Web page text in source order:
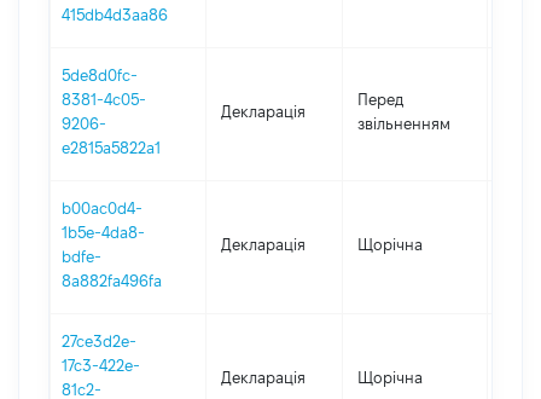
415db4d3aa86
5de8d0fc-
8381-4c05-
9206-
e2815a5822a1
Декларація
Перед
звільненням
b00ac0d4-
1b5e-4da8-
bdfe-
8a882fa496fa
Декларація Щорічна
27ce3d2e-
17c3-422e-
81c2-
Декларація Щорічна